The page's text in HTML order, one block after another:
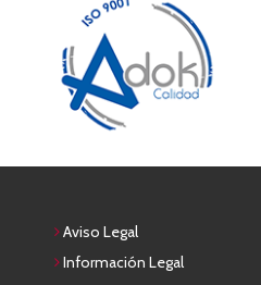
Aviso Legal
Información Legal